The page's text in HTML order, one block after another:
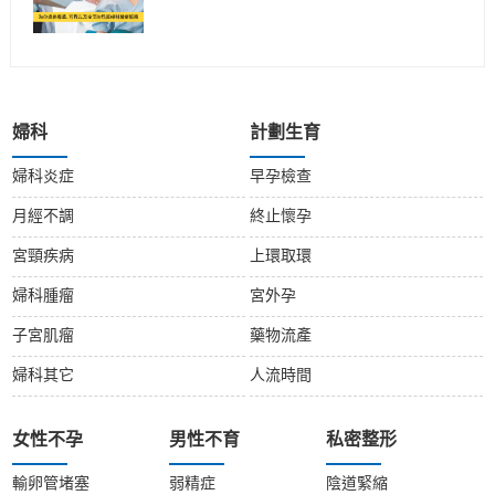
婦科
婦科炎症
月經不調
宮頸疾病
婦科腫瘤
子宮肌瘤
婦科其它
計劃生育
早孕檢查
終止懷孕
上環取環
宮外孕
藥物流產
人流時間
女性不孕
輸卵管堵塞
男性不育
弱精症
私密整形
陰道緊縮